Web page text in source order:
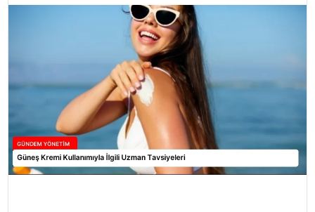
TEKNOLOJI
YAŞAM